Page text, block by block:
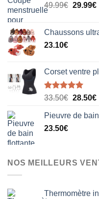
sur
du
produit
49.99€ Le
était :
29.99€
Chaussons
23.10€
Corset ventre
Note5.00
33.50€ Le
initial
28.50€
Pieuvre de
23.50€
NOS MEILLEURS
Thermomètre